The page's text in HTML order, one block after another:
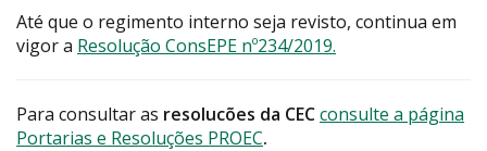
Até que o regimento interno seja revisto, continua em
vigor a Resolução ConsEPE nº234/2019.
Para consultar as resolucões da CECconsulte a página
Portarias e Resoluções PROEC.